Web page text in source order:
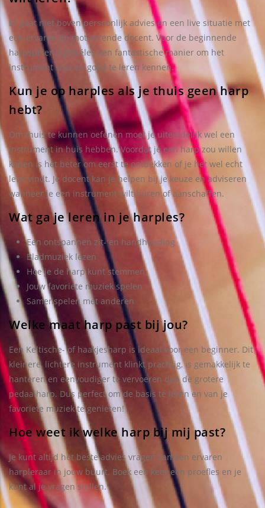
Er gaat niet boven persoonlijk advies en een live situatie met
een ervaren en motiverende docent. Voor de beginnende
harpspeler is privéles een fantastische manier om het
instrument snel en goed te leren kennen.
Kun je op harples als je thuis geen harp
hebt?
Om thuis te kunnen oefenen moet je uiteindelijk wel een
instrument in huis hebben. Voordat je een harp zou willen
kopen is het beter om eerst te ontdekken of je het wel echt
leuk vindt. Je docent kan je helpen bij je keuze en adviseren
wanneer je een instrument wilt huren of aanschaffen.
Wat ga je leren in je harples?
Een ontspannen zit- en handhouding
Bladmuziek lezen
Hoe je de harp kunt stemmen
Jouw favoriete muziek spelen
Samenspelen met anderen
Welke maat harp past bij jou?
Een Keltische- of haakjesharp is ideaal voor een beginner. Dit
kleinere, lichtere instrument klinkt prachtig, is gemakkelijk te
hanteren en eenvoudiger te vervoeren dan de grotere
pedaalharp. Dus perfect om de basis te leren en van je
favoriete muziek te genieten!
Hoe weet ik welke harp bij mij past?
Je kunt altijd het beste advies vragen van een ervaren
harpleraar in jouw buurt. Boek een keer een proefles en je
kunt al je vragen stellen.